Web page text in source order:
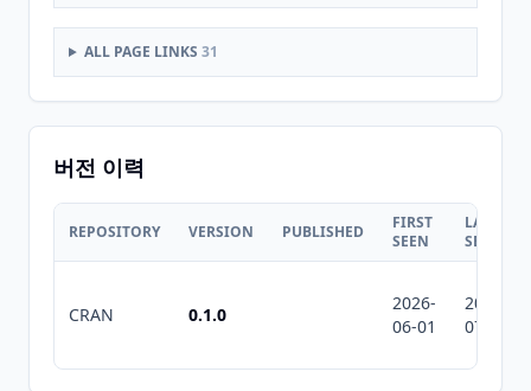
ALL PAGE LINKS 31
버전 이력
REPOSITORY VERSION PUBLISHED
FIRST
SEEN
LAST
SEEN
CRAN 0.1.0
2026-
06-01
2026-
07-10